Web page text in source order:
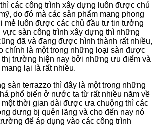
các công trình xây dựng luôn được chú
do đó mà các sản phẩm mang phong
mẻ luôn được các chủ đầu tư tin tưởng
sàn công trình xây dựng thì những
đã và đang được hình thành rất nhiều,
chính là một trong những loại sàn được
thị trường hiện nay bởi những ưu điểm và
lại là rất nhiều.
sàn terrazzo thì đây là một trong những
phổ biến ở nước ta từ rất nhiều năm về
thời gian dài được ưa chuộng thì các
dưng bị quên lãng và cho đến nay nó
để áp dụng vào các công trình